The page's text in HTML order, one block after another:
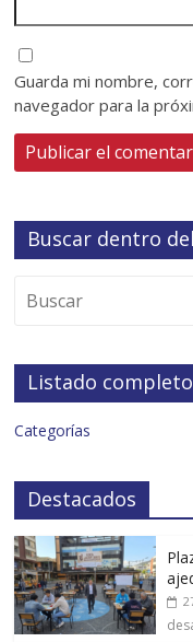
Guarda mi nombre,
navegador para la
Buscar dentro
Listado
Categorías
Destacados